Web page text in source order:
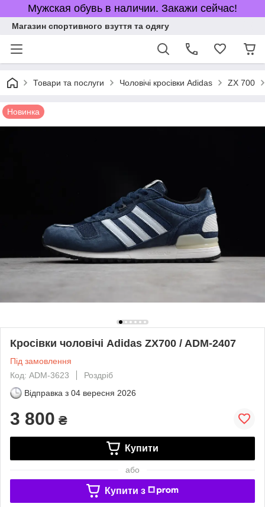
Мужская обувь в наличии. Закажи сейчас!
Магазин спортивного взуття та одягу
Товари та послуги Чоловічі кросівки Adidas ZX 700
Новинка
Кросівки чоловічі Adidas ZX700 / ADM-2407
Під замовлення
Код: ADM-3623
Роздріб
Відправка з 04 вересня 2026
3 800 ₴
Купити
або
Купити з